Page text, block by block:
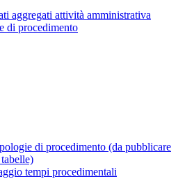
aggregati attività amministrativa
di procedimento
di procedimento (da pubblicare
tempi procedimentali